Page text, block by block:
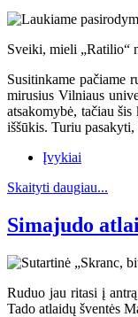
Sveiki, mieli „Ratilio“
Susitinkame pačiame
mirusius Vilniaus
atsakomybė, tačiau
iššūkis. Turiu
Įvykiai
Skaityti daugiau...
Simajudo
Ruduo jau ritasi į
Tado atlaidų šventės